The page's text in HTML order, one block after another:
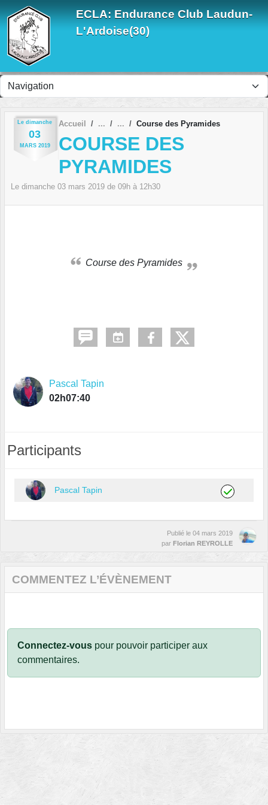
ECLA: Endurance Club Laudun-
L'Ardoise(30)
Le dimanche
03
MARS 2019
Accueil Course des Pyramides
COURSE DES
PYRAMIDES
Le dimanche 03 mars 2019 de 09h à 12h30
Course des Pyramides
Pascal Tapin
02h07:40
Participants
Pascal Tapin
Publié le 04 mars 2019
par Florian REYROLLE
COMMENTEZ L’ÉVÈNEMENT
Connectez-vous pour pouvoir participer aux
commentaires.
Panneau de gestion des cookies